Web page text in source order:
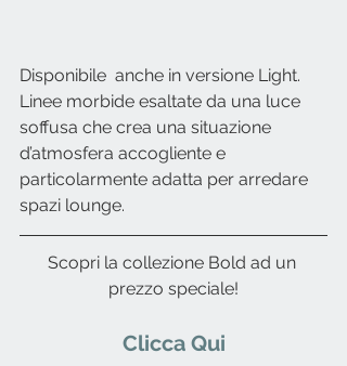
Disponibile  anche in versione Light.
Linee morbide esaltate da una luce
soffusa che crea una situazione
d’atmosfera accogliente e
particolarmente adatta per arredare
spazi lounge.
Scopri la collezione Bold ad un
prezzo speciale!
  Clicca Qui